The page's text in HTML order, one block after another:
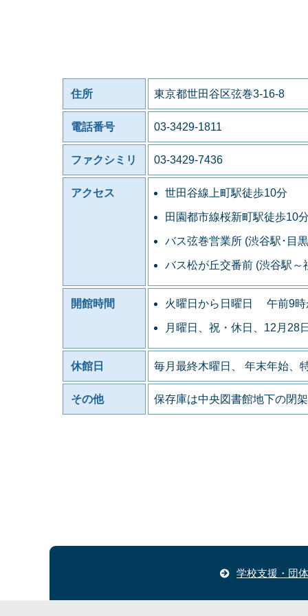
住所 東京都世田谷区弦巻3-16-8
電話番号 03-3429-1811
ファクシミリ 03-3429-7436
アクセス 世田谷線上町駅徒歩10分
田園都市線桜新町駅徒歩10
バス弦巻営業所 (渋谷駅･目
バス松が丘交番前 (渋谷駅
開館時間 火曜日から日曜日 午前9時
月曜日、祝・休日、12月
休館日 毎月最終木曜日、 年末年始、
その他 保存庫は中央図書館地下の閉
学校支援・団